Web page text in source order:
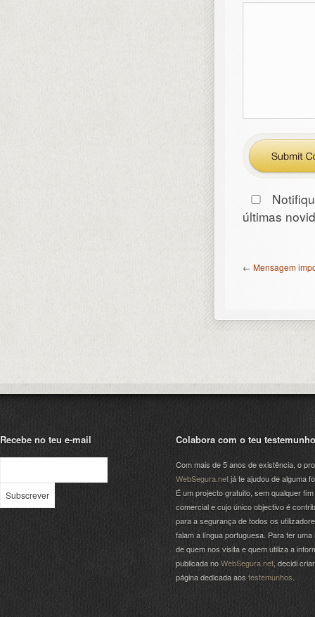
últimas
← Mensagem
Recebe no teu e-mail Colabora com o teu testemunho
Com mais de 5 anos de existência, o
WebSegura.netjá te ajudou de alguma
É um projecto gratuito, sem qualquer fim
comercial e cujo único objectivo é
para a segurança de todos os
falam a língua portuguesa. Para ter uma
de quem nos visita e quem utiliza a
publicada noWebSegura.net , decidi
página dedicada aos testemunhos